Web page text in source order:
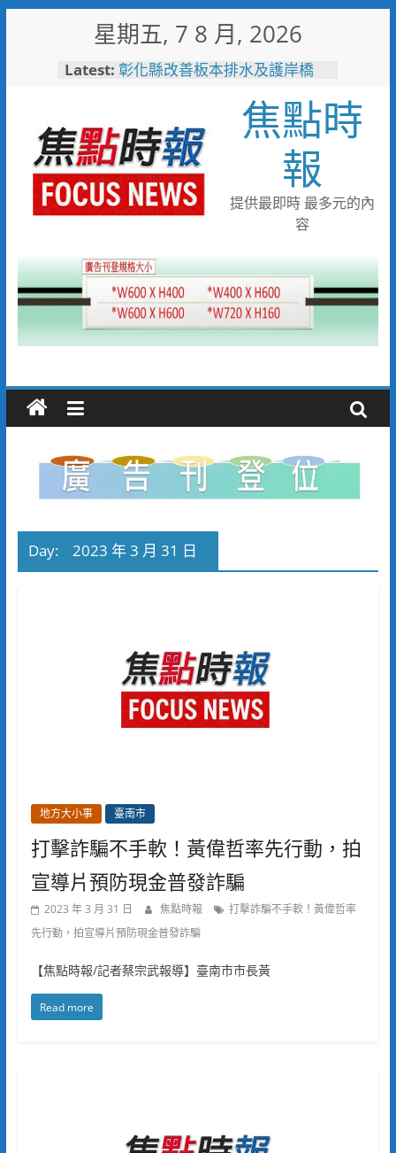
星期五, 7 8 月, 2026
Latest: 彰化縣改善板本排水及護岸橋
小米之家進駐高雄義享時尚廣
場 父親節開幕祭三重超狂優惠
少子化時代的地方解方！彰化市
未婚聯誼6年促成10對佳偶
彰化縣長參選人魏平政率議員團
隊攜手造勢 盼翻轉彰化打造新
局
敲敲門讓愛傳進門 彰化縣獨居
焦點時
報
提供最即時 最多元的內
容
Day: 2023 年 3 月 31 日
地方大小事 臺南市
打擊詐騙不手軟！黃偉哲率先行動，拍
宣導片預防現金普發詐騙
2023 年 3 月 31 日 焦點時報
打擊詐騙不手軟！黃偉哲率
先行動，拍宣導片預防現金普發詐騙
【焦點時報/記者蔡宗武報導】臺南市市長黃
Read more